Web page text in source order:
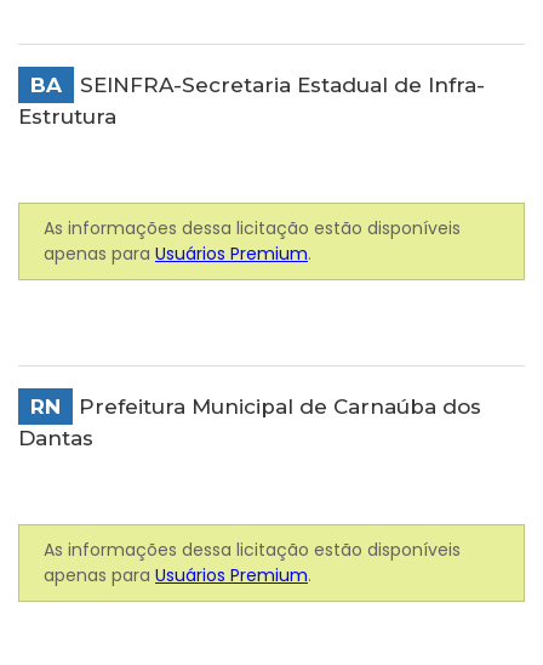
BA
SEINFRA-Secretaria Estadual de Infra-
Estrutura
As informações dessa licitação estão disponíveis
apenas para Usuários Premium.
RN
Prefeitura Municipal de Carnaúba dos
Dantas
As informações dessa licitação estão disponíveis
apenas para Usuários Premium.